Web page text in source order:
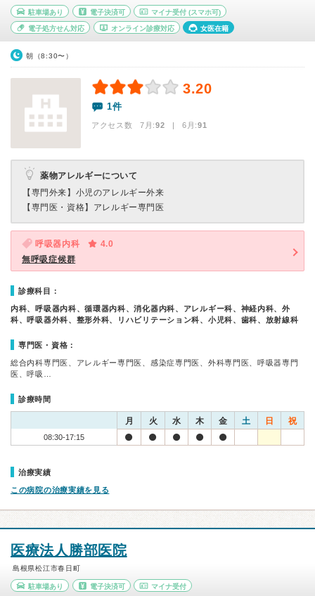
駐車場あり 電子決済可 マイナ受付 (スマホ可)
電子処方せん対応 オンライン診療対応 女医在籍
朝（8:30〜）
3.20
1件
アクセス数 7月:92 | 6月:91
薬物アレルギーについて
【専門外来】 小児のアレルギー外来
【専門医・資格】 アレルギー専門医
呼吸器内科
4.0
無呼吸症候群
診療科目：
内科、呼吸器内科、循環器内科、消化器内科、アレルギー科、神経内科、外
科、呼吸器外科、整形外科、リハビリテーション科、小児科、歯科、放射線科
専門医・資格：
総合内科専門医、アレルギー専門医、感染症専門医、外科専門医、呼吸器専門
医、呼吸…
診療時間
月 火 水 木 金 土 日 祝
08:30-17:15
治療実績
この病院の治療実績を見る
医療法人勝部医院
島根県松江市春日町
駐車場あり 電子決済可 マイナ受付